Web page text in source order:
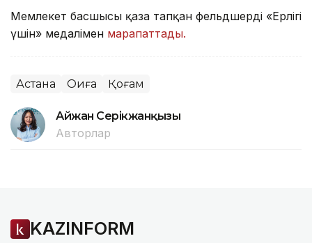
Мемлекет басшысы қаза тапқан фельдшерді «Ерлігі
үшін» медалімен марапаттады.
Астана Оқиға Қоғам
Айжан Серікжанқызы
Авторлар
KAZINFORM